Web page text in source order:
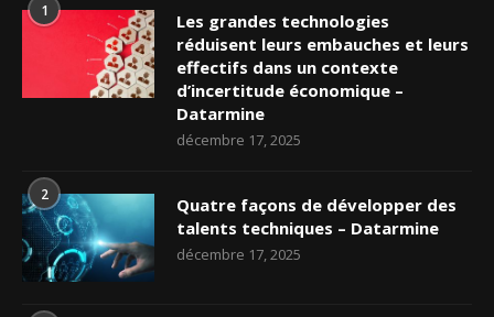
1
Les grandes technologies
réduisent leurs embauches et leurs
effectifs dans un contexte
d’incertitude économique –
Datarmine
décembre 17, 2025
2
Quatre façons de développer des
talents techniques – Datarmine
décembre 17, 2025